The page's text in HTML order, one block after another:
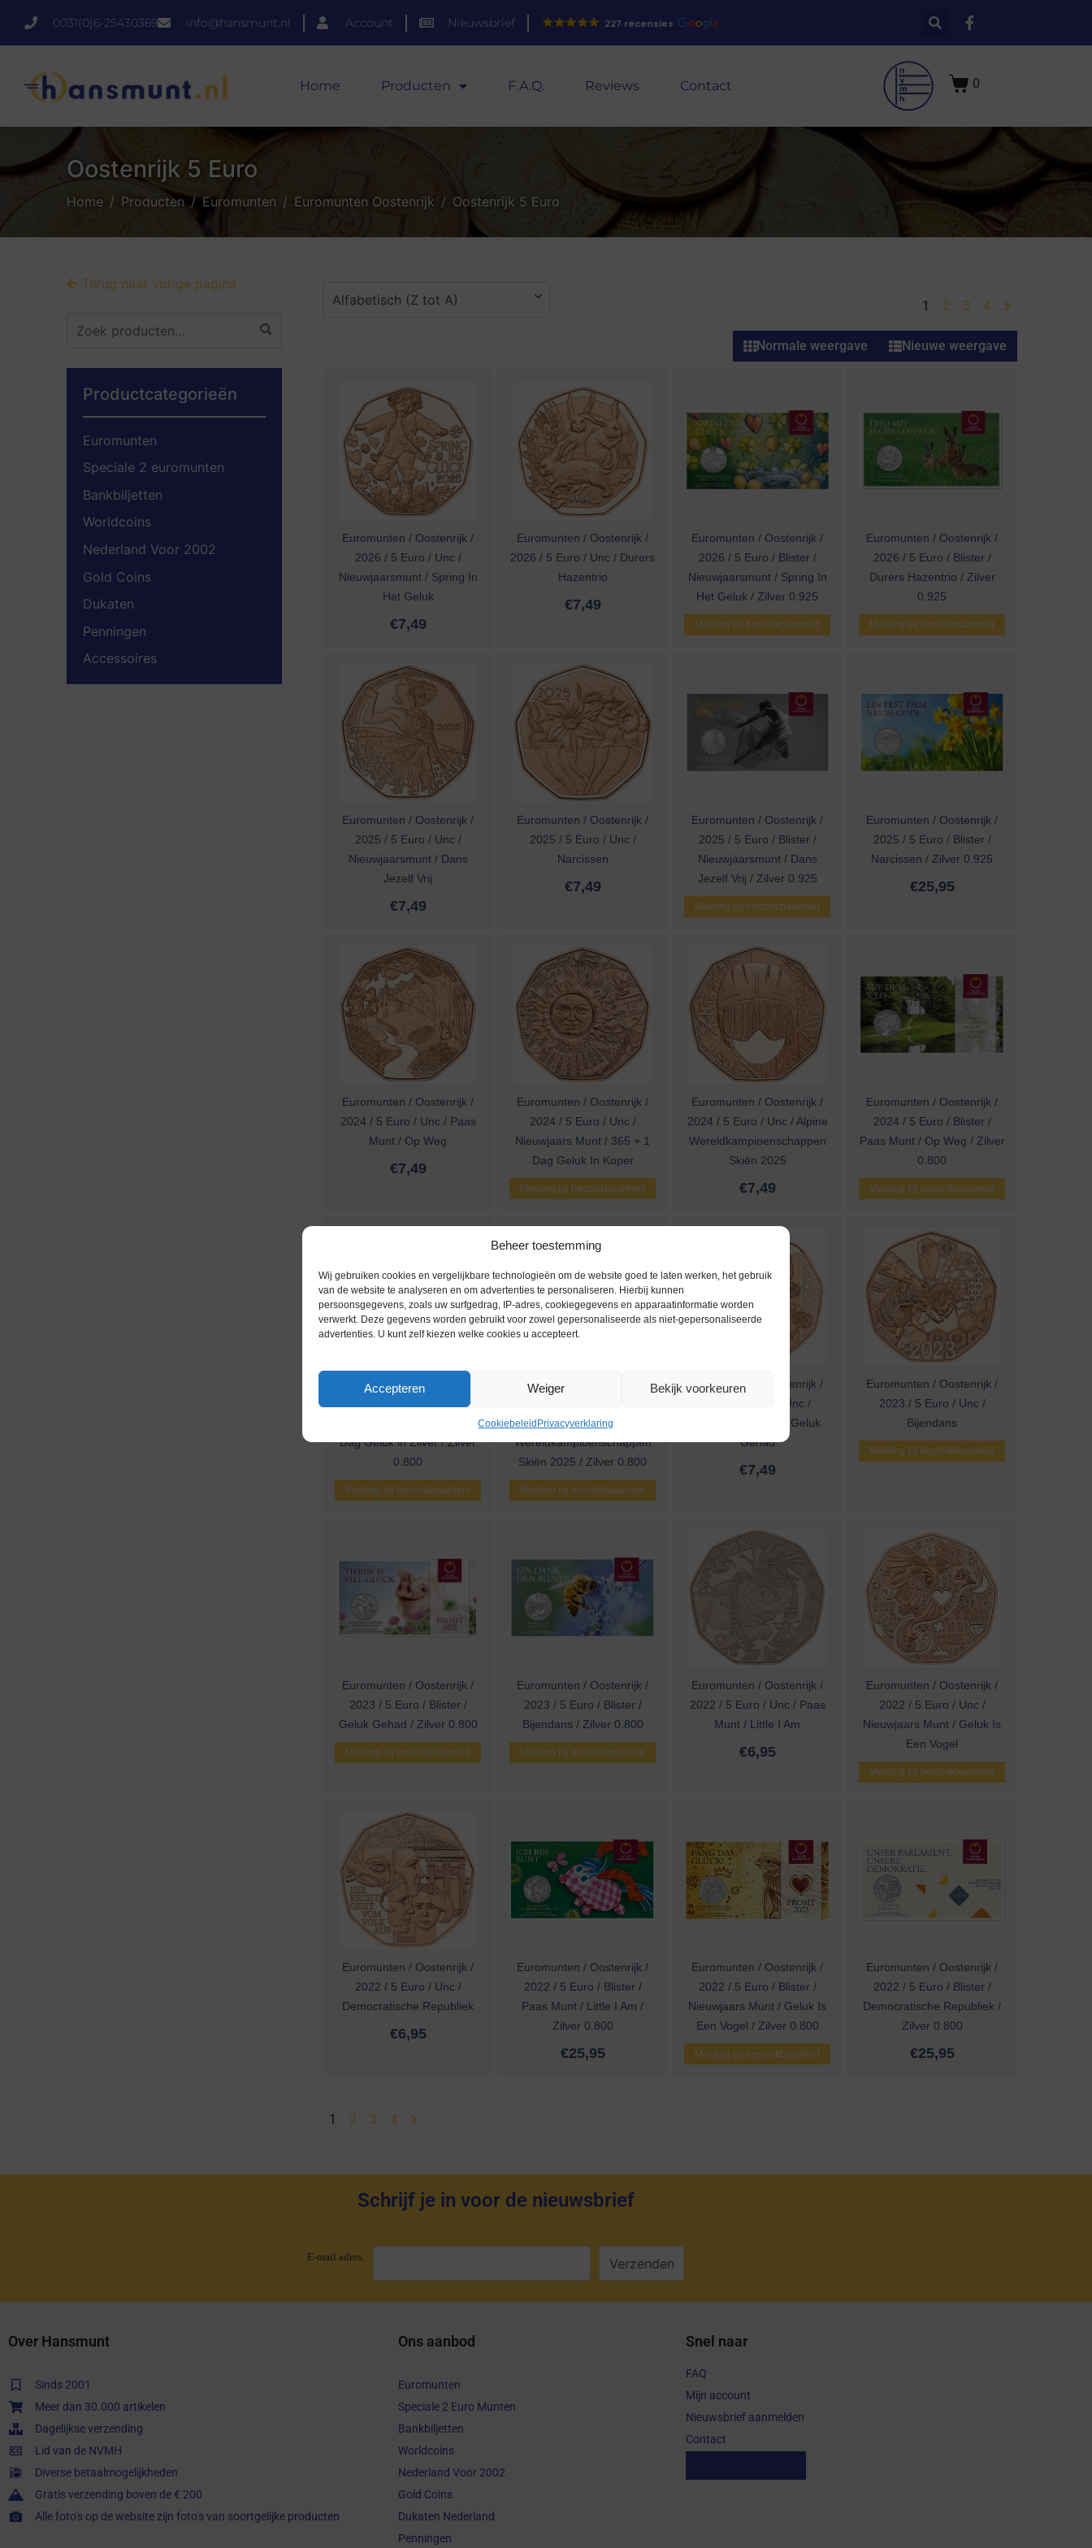
Beheer toestemming
Wij gebruiken cookies en vergelijkbare technologieën om de website goed te laten werken, het gebruik
van de website te analyseren en om advertenties te personaliseren. Hierbij kunnen
persoonsgegevens, zoals uw surfgedrag, IP-adres, cookiegegevens en apparaatinformatie worden
verwerkt. Deze gegevens worden gebruikt voor zowel gepersonaliseerde als niet-gepersonaliseerde
advertenties. U kunt zelf kiezen welke cookies u accepteert.
Accepteren Weiger Bekijk voorkeuren
CookiebeleidPrivacyverklaring
0031(0)6-25430369 info@hansmunt.nl Account Nieuwsbrief 227 recensies
Home Producten F.A.Q. Reviews Contact 0
Oostenrijk 5 Euro
Home Producten Euromunten Euromunten Oostenrijk Oostenrijk 5 Euro
1 2 3 4
Normale weergave Nieuwe weergave
Euromunten / Oostenrijk /
2026 / 5 Euro / Unc /
Nieuwjaarsmunt / Spring In
Het Geluk
€7,49
Euromunten / Oostenrijk /
2026 / 5 Euro / Unc / Durers
Hazentrio
€7,49
Euromunten / Oostenrijk /
2026 / 5 Euro / Blister /
Nieuwjaarsmunt / Spring In
Het Geluk / Zilver 0.925
Melding bij beschikbaarheid
Euromunten / Oostenrijk /
2026 / 5 Euro / Blister /
Durers Hazentrio / Zilver
0.925
Melding bij beschikbaarheid
Euromunten / Oostenrijk /
2025 / 5 Euro / Unc /
Nieuwjaarsmunt / Dans
Jezelf Vrij
€7,49
Euromunten / Oostenrijk /
2025 / 5 Euro / Unc /
Narcissen
€7,49
Euromunten / Oostenrijk /
2025 / 5 Euro / Blister /
Nieuwjaarsmunt / Dans
Jezelf Vrij / Zilver 0.925
Melding bij beschikbaarheid
Euromunten / Oostenrijk /
2025 / 5 Euro / Blister /
Narcissen / Zilver 0.925
€25,95
Euromunten / Oostenrijk /
2024 / 5 Euro / Unc / Paas
Munt / Op Weg
€7,49
Euromunten / Oostenrijk /
2024 / 5 Euro / Unc /
Nieuwjaars Munt / 365 + 1
Dag Geluk In Koper
Melding bij beschikbaarheid
Euromunten / Oostenrijk /
2024 / 5 Euro / Unc / Alpine
Wereldkampioenschappen
Skiën 2025
€7,49
Euromunten / Oostenrijk /
2024 / 5 Euro / Blister /
Paas Munt / Op Weg / Zilver
0.800
Melding bij beschikbaarheid
Euromunten / Oostenrijk /
Dag Geluk in Zilver / Zilver
0.800
Melding bij beschikbaarheid
Euromunten / Oostenrijk /
Alpine
Wereldkampioenschappen
Skiën 2025 / Zilver 0.800
Melding bij beschikbaarheid
Euromunten / Oostenrijk /
2023 / 5 Euro / Unc /
Nieuwjaars Munt / Geluk
Gehad
€7,49
Euromunten / Oostenrijk /
2023 / 5 Euro / Unc /
Bijendans
Melding bij beschikbaarheid
Euromunten / Oostenrijk /
2023 / 5 Euro / Blister /
Geluk Gehad / Zilver 0.800
Melding bij beschikbaarheid
Euromunten / Oostenrijk /
2023 / 5 Euro / Blister /
Bijendans / Zilver 0.800
Melding bij beschikbaarheid
Euromunten / Oostenrijk /
2022 / 5 Euro / Unc / Paas
Munt / Little I Am
€6,95
Euromunten / Oostenrijk /
2022 / 5 Euro / Unc /
Nieuwjaars Munt / Geluk Is
Een Vogel
Melding bij beschikbaarheid
Euromunten / Oostenrijk /
2022 / 5 Euro / Unc /
Democratische Republiek
€6,95
Euromunten / Oostenrijk /
2022 / 5 Euro / Blister /
Paas Munt / Little I Am /
Zilver 0.800
€25,95
Euromunten / Oostenrijk /
2022 / 5 Euro / Blister /
Nieuwjaars Munt / Geluk Is
Een Vogel / Zilver 0.800
Melding bij beschikbaarheid
Euromunten / Oostenrijk /
2022 / 5 Euro / Blister /
Democratische Republiek /
Zilver 0.800
€25,95
1 2 3 4
Terug naar vorige pagina
Productcategorieën
Euromunten
Speciale 2 euromunten
Bankbiljetten
Worldcoins
Nederland Voor 2002
Gold Coins
Dukaten
Penningen
Accessoires
Schrijf je in voor de nieuwsbrief
E-mail adres:
Over Hansmunt
Sinds 2001
Meer dan 30.000 artikelen
Dagelijkse verzending
Lid van de NVMH
Diverse betaalmogelijkheden
Gratis verzending boven de € 200
Alle foto’s op de website zijn foto’s van soortgelijke producten
Ons aanbod
Euromunten
Speciale 2 Euro Munten
Bankbiljetten
Worldcoins
Nederland Voor 2002
Gold Coins
Dukaten Nederland
Penningen
Snel naar
FAQ
Mijn account
Nieuwsbrief aanmelden
Contact